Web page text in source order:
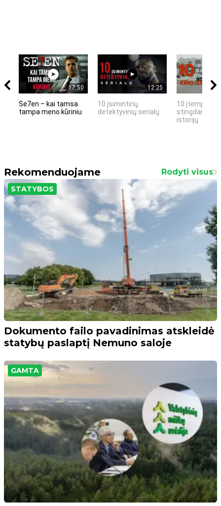
17:50
Se7en – kai tamsa
tampa meno kūriniu
12:25
10 įsimintinų
detektyvinių serialų
10 įtemptų,
stingdančių
istorijų
Rekomenduojame Rodyti visus
STATYBOS
Dokumento failo pavadinimas atskleidė
statybų paslaptį Nemuno saloje
GAMTA